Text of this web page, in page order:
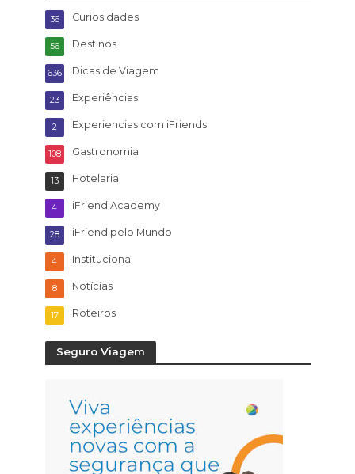
Curiosidades
36
Destinos
56
Dicas de Viagem
636
Experiências
23
Experiencias com iFriends
2
Gastronomia
108
Hotelaria
13
iFriend Academy
4
iFriend pelo Mundo
28
Institucional
4
Notícias
8
Roteiros
17
Seguro Viagem